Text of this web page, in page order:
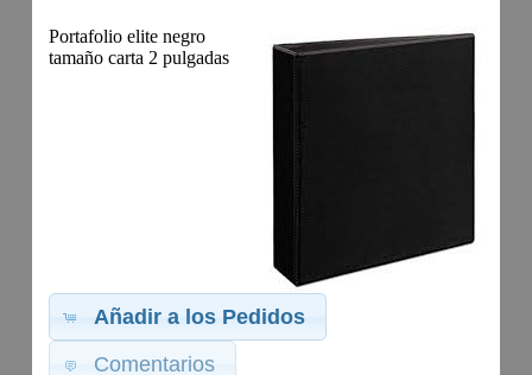
Portafolio elite negro
tamaño carta 2 pulgadas
Añadir a los Pedidos
Comentarios